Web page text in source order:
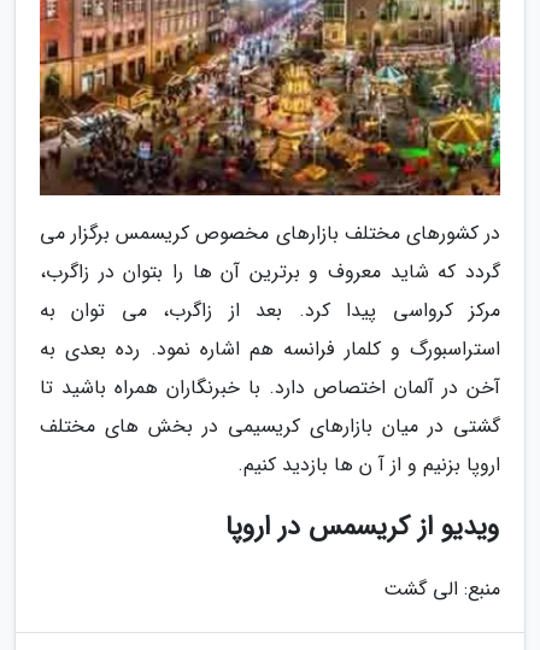
در کشورهای مختلف بازارهای مخصوص کریسمس برگزار می
گردد که شاید معروف و برترین آن ها را بتوان در زاگرب،
مرکز کرواسی پیدا کرد. بعد از زاگرب، می توان به
استراسبورگ و کلمار فرانسه هم اشاره نمود. رده بعدی به
آخن در آلمان اختصاص دارد. با خبرنگاران همراه باشید تا
گشتی در میان بازارهای کریسیمی در بخش های مختلف
اروپا بزنیم و از آ ن ها بازدید کنیم.
ویدیو از کریسمس در اروپا
منبع: الی گشت